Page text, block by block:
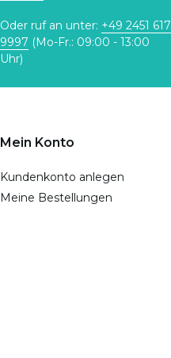
Oder ruf an unter: +49 2451 617
9997 (Mo-Fr.: 09:00 - 13:00
Uhr)
Mein Konto
Kundenkonto anlegen
Meine Bestellungen